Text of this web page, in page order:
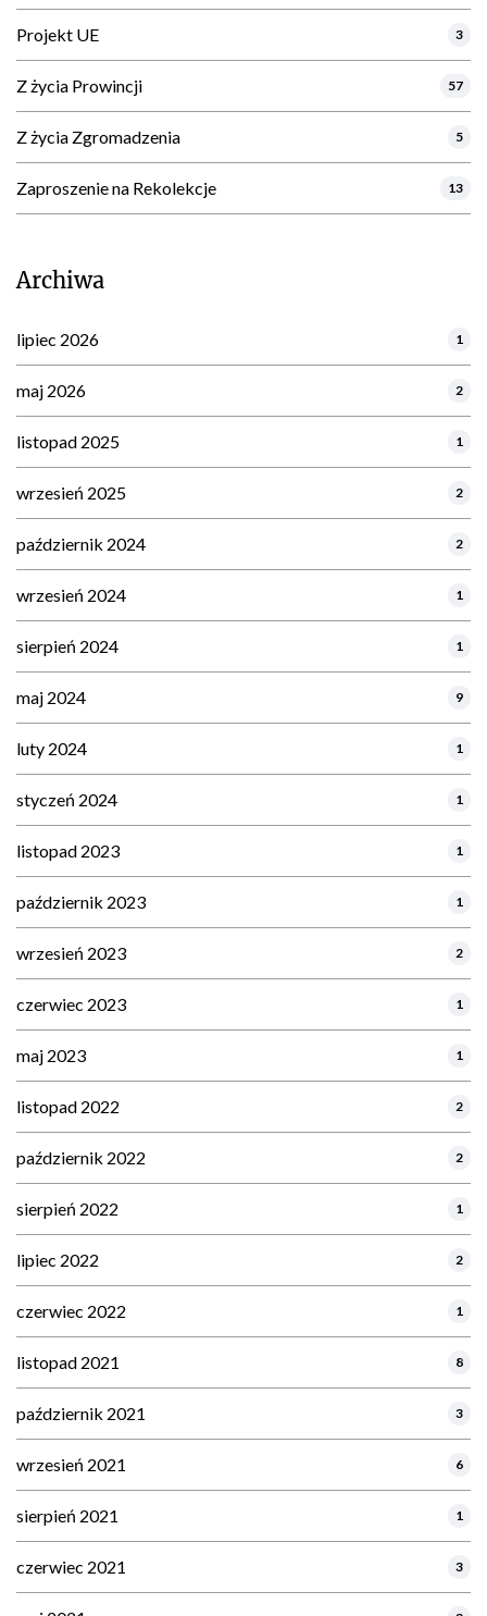
Projekt UE 3
Z życia Prowincji 57
Z życia Zgromadzenia 5
Zaproszenie na Rekolekcje 13
Archiwa
lipiec 2026 1
maj 2026 2
listopad 2025 1
wrzesień 2025 2
październik 2024 2
wrzesień 2024 1
sierpień 2024 1
maj 2024 9
luty 2024 1
styczeń 2024 1
listopad 2023 1
październik 2023 1
wrzesień 2023 2
czerwiec 2023 1
maj 2023 1
listopad 2022 2
październik 2022 2
sierpień 2022 1
lipiec 2022 2
czerwiec 2022 1
listopad 2021 8
październik 2021 3
wrzesień 2021 6
sierpień 2021 1
czerwiec 2021 3